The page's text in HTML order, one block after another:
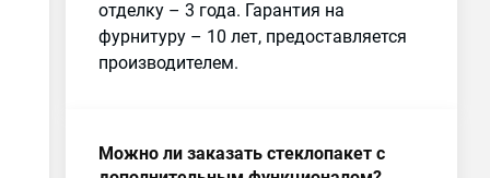
отделку – 3 года. Гарантия на
фурнитуру – 10 лет, предоставляется
производителем.
Можно ли заказать стеклопакет с